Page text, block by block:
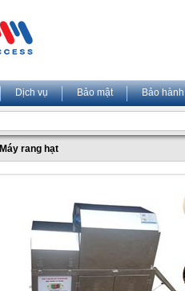
Dịch vụ Bảo mật Bảo hành
Máy rang hạt